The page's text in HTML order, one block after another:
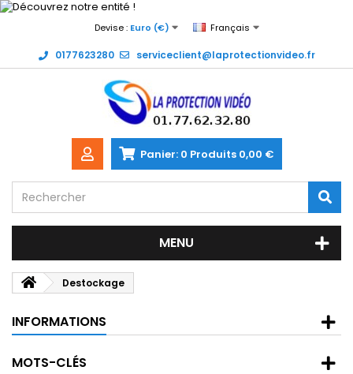
Devise : Euro (€) Français
0177623280 serviceclient@laprotectionvideo.fr
Panier: 0 Produits 0,00 €
MENU
Destockage
INFORMATIONS
MOTS-CLÉS